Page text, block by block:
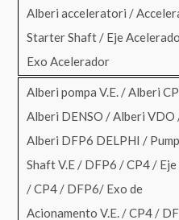
Alberi acceleratori /
Starter Shaft / Eje
Exo Acelerador
Alberi pompa V.E. / Alberi
Alberi DENSO / Alberi VDO
Alberi DFP6 DELPHI / Pump
Shaft V.E / DFP6 / CP4 / Eje
/ CP4 / DFP6/ Exo de
Acionamento V.E. / CP4 /